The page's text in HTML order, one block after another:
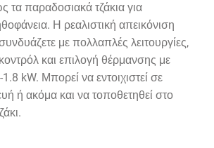
τα παραδοσιακά τζάκια για
Η ρεαλιστική απεικόνιση
με πολλαπλές λειτουργίες,
και επιλογή θέρμανσης με
kW. Μπορεί να εντοιχιστεί σε
ή ακόμα και να τοποθετηθεί στο